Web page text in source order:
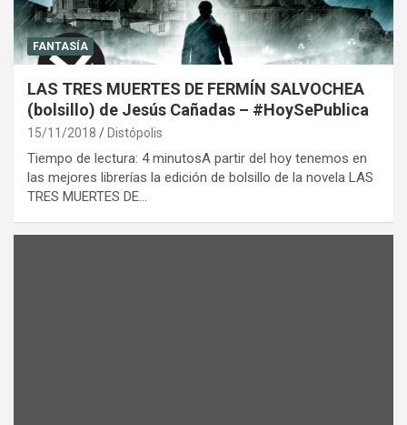
FANTASÍA
LAS TRES MUERTES DE FERMÍN SALVOCHEA
(bolsillo) de Jesús Cañadas – #HoySePublica
15/11/2018 Distópolis
Tiempo de lectura: 4 minutosA partir del hoy tenemos en
las mejores librerías la edición de bolsillo de la novela LAS
TRES MUERTES DE…